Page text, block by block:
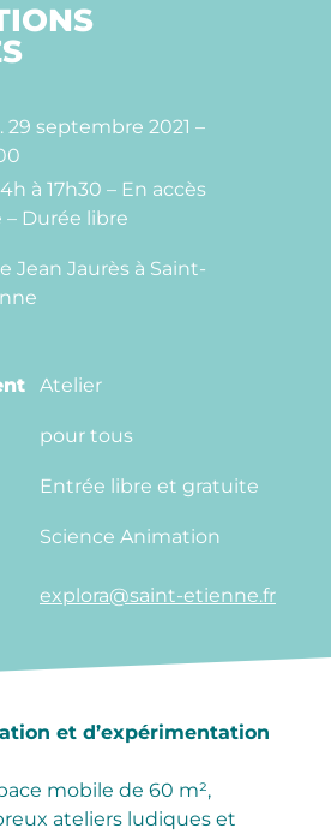
29 septembre 2021 –
à 17h30 – En accès
– Durée libre
Jean Jaurès à Saint-
Atelier
pour tous
Entrée libre et gratuite
Science Animation
explora@saint-etienne.fr
et d’expérimentation
mobile de 60 m²,
ateliers ludiques et